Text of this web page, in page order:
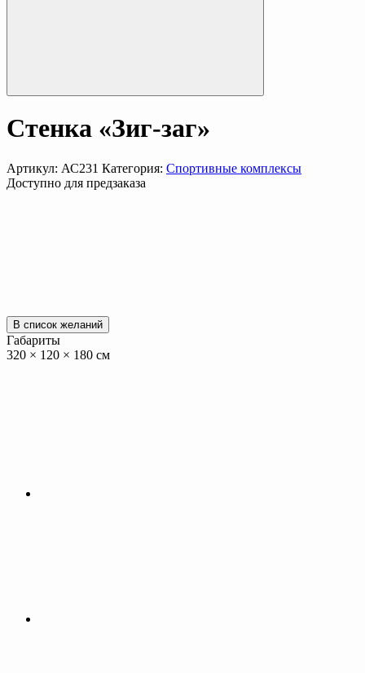
Стенка «Зиг-заг»
Артикул: АС231 Категория: Спортивные комплексы
Доступно для предзаказа
В список желаний
Габариты
320 × 120 × 180 см